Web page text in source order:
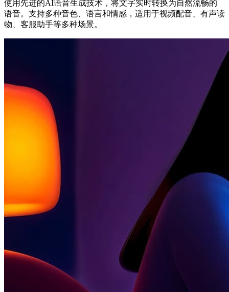
使用先进的AI语音生成技术，将文字实时转换为自然流畅的
语音。支持多种音色、语言和情感，适用于视频配音、有声读
物、客服助手等多种场景。